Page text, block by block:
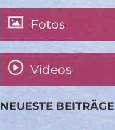
Fotos
Videos
NEUESTE BEITRÄGE